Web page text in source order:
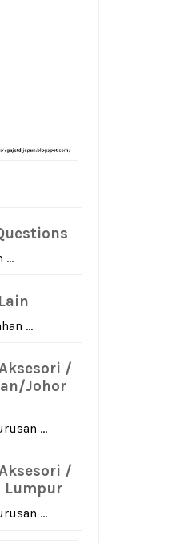
...
...
/
Johor
...
/
Lumpur
...